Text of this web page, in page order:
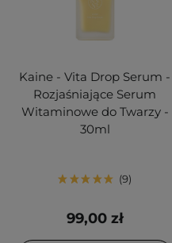
Kaine - Vita Drop Serum -
Rozjaśniające Serum
Witaminowe do Twarzy -
30ml
9
99,00 zł